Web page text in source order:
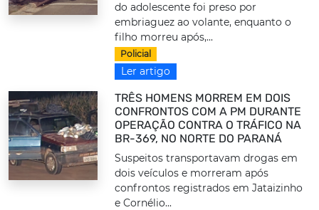
do adolescente foi preso por
embriaguez ao volante, enquanto o
filho morreu após,...
Policial
Ler artigo
TRÊS HOMENS MORREM EM DOIS
CONFRONTOS COM A PM DURANTE
OPERAÇÃO CONTRA O TRÁFICO NA
BR-369, NO NORTE DO PARANÁ
Suspeitos transportavam drogas em
dois veículos e morreram após
confrontos registrados em Jataizinho
e Cornélio...